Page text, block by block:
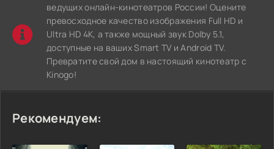
ведущих онлайн-кинотеатров России! Оцените
превосходное качество изображения Full HD и
Ultra HD 4K, а также мощный звук Dolby 5.1,
доступные на ваших Smart TV и Android TV.
Превратите свой дом в настоящий кинотеатр с
Kinogo!
Рекомендуем: